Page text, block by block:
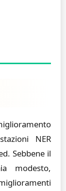
NER
Sebbene il
modesto,